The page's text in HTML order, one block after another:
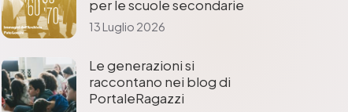
per le scuole secondarie
13 Luglio 2026
Le generazioni si
raccontano nei blog di
PortaleRagazzi